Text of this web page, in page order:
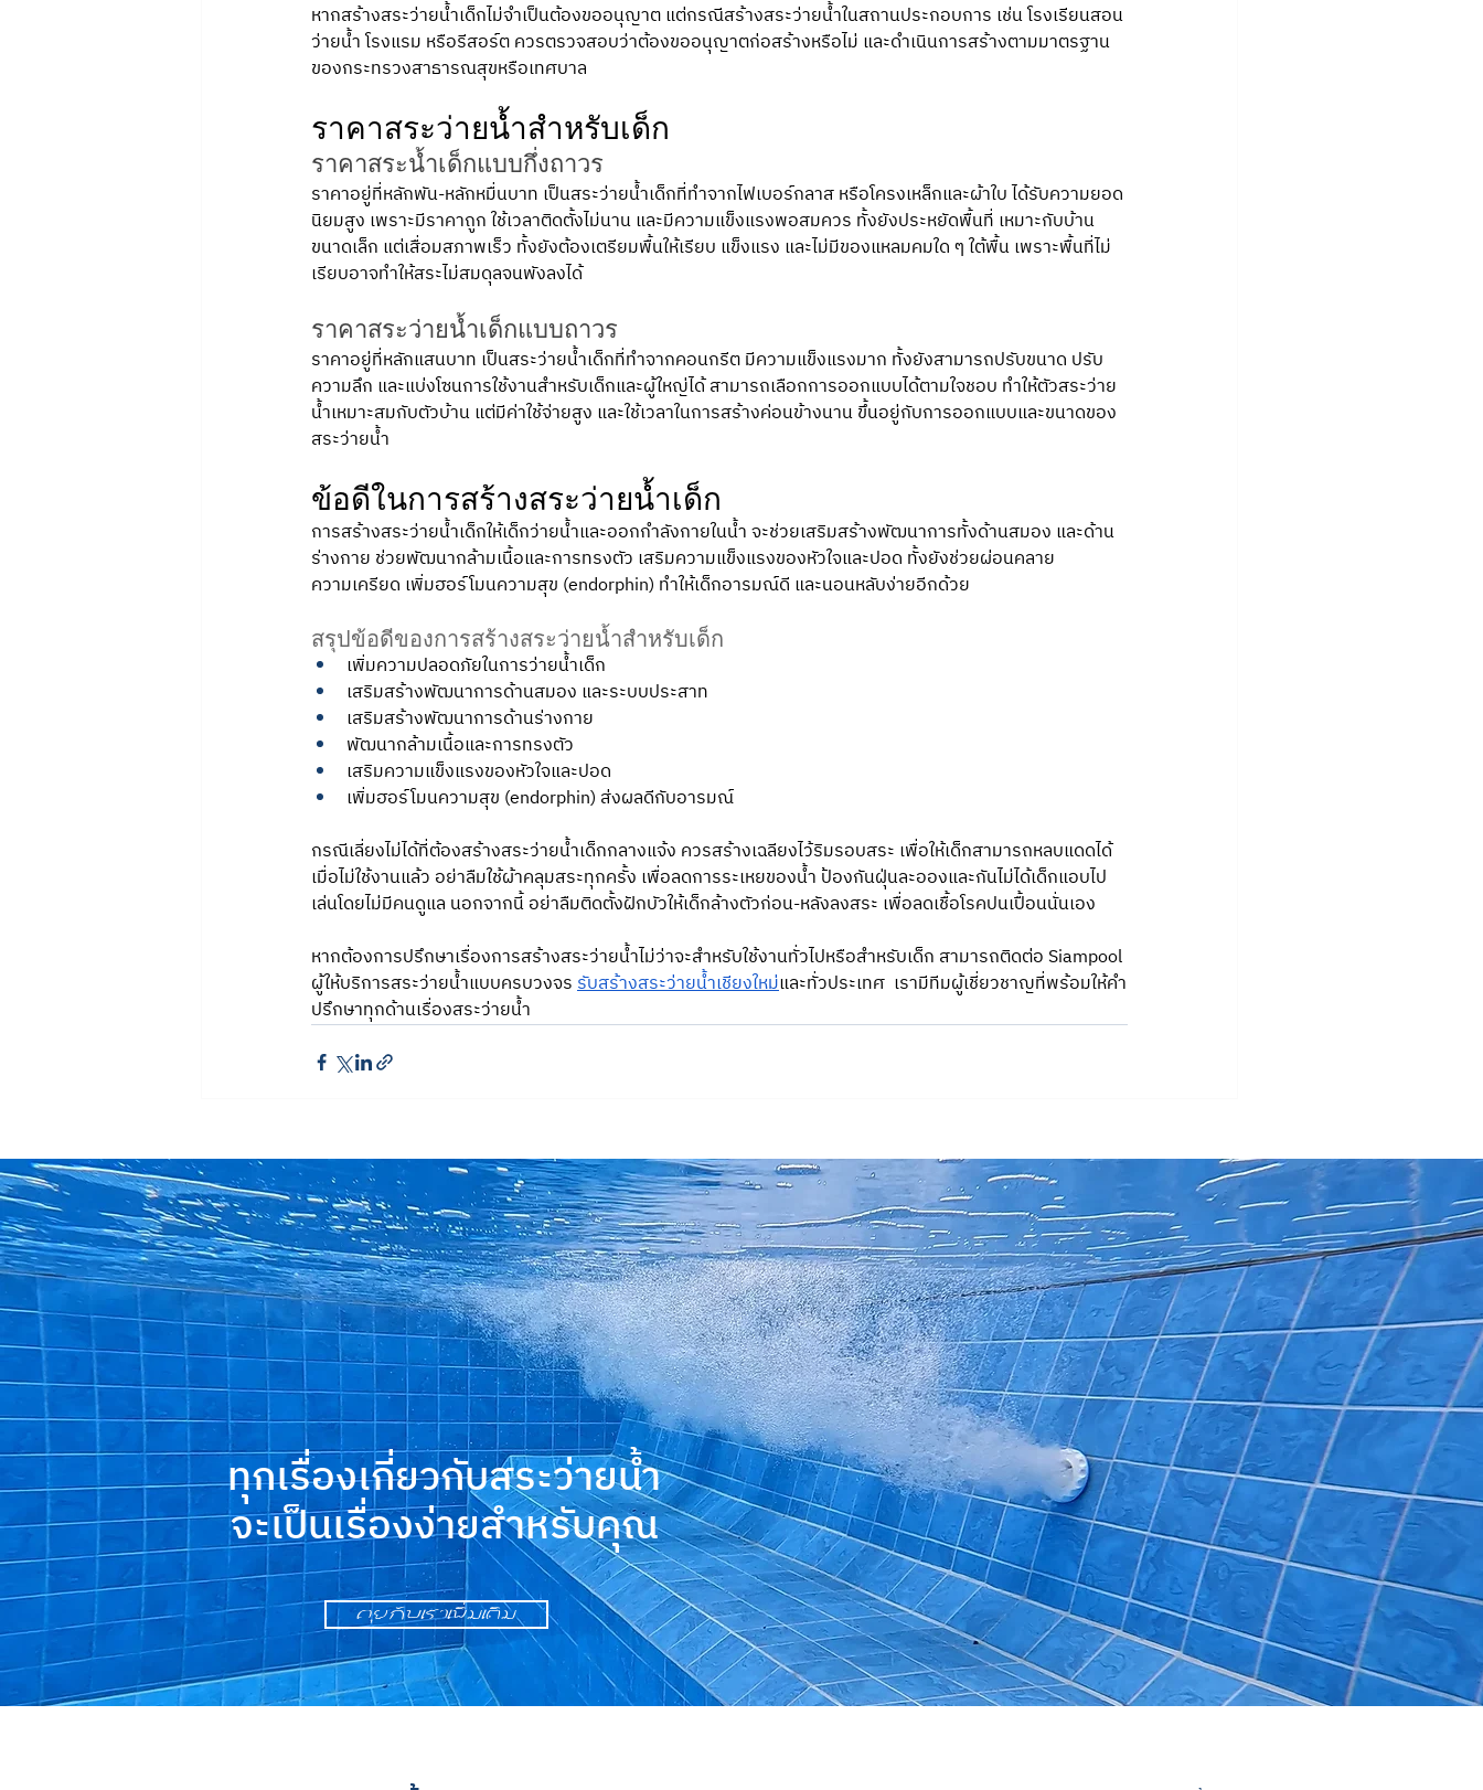
หากสร้างสระว่ายน้ำเด็กไม่จำเป็นต้องขออนุญาต แต่กรณีสร้างสระว่ายน้ำในสถานประกอบการ เช่น โรงเรียนสอน
ว่ายน้ำ โรงแรม หรือรีสอร์ต ควรตรวจสอบว่าต้องขออนุญาตก่อสร้างหรือไม่ และดำเนินการสร้างตามมาตรฐาน
ของกระทรวงสาธารณสุขหรือเทศบาล
ราคาสระว่ายน้ำสำหรับเด็ก
ราคาสระน้ำเด็กแบบกึ่งถาวร
ราคาอยู่ที่หลักพัน-หลักหมื่นบาท เป็นสระว่ายน้ำเด็กที่ทำจากไฟเบอร์กลาส หรือโครงเหล็กและผ้าใบ ได้รับความยอด
นิยมสูง เพราะมีราคาถูก ใช้เวลาติดตั้งไม่นาน และมีความแข็งแรงพอสมควร ทั้งยังประหยัดพื้นที่ เหมาะกับบ้าน
ขนาดเล็ก แต่เสื่อมสภาพเร็ว ทั้งยังต้องเตรียมพื้นให้เรียบ แข็งแรง และไม่มีของแหลมคมใด ๆ ใต้พื้น เพราะพื้นที่ไม่
เรียบอาจทำให้สระไม่สมดุลจนพังลงได้
ราคาสระว่ายน้ำเด็กแบบถาวร
ราคาอยู่ที่หลักแสนบาท เป็นสระว่ายน้ำเด็กที่ทำจากคอนกรีต มีความแข็งแรงมาก ทั้งยังสามารถปรับขนาด ปรับ
ความลึก และแบ่งโซนการใช้งานสำหรับเด็กและผู้ใหญ่ได้ สามารถเลือกการออกแบบได้ตามใจชอบ ทำให้ตัวสระว่าย
น้ำเหมาะสมกับตัวบ้าน แต่มีค่าใช้จ่ายสูง และใช้เวลาในการสร้างค่อนข้างนาน ขึ้นอยู่กับการออกแบบและขนาดของ
สระว่ายน้ำ
ข้อดีในการสร้างสระว่ายน้ำเด็ก
การสร้างสระว่ายน้ำเด็กให้เด็กว่ายน้ำและออกกำลังกายในน้ำ จะช่วยเสริมสร้างพัฒนาการทั้งด้านสมอง และด้าน
ร่างกาย ช่วยพัฒนากล้ามเนื้อและการทรงตัว เสริมความแข็งแรงของหัวใจและปอด ทั้งยังช่วยผ่อนคลาย
ความเครียด เพิ่มฮอร์โมนความสุข (endorphin) ทำให้เด็กอารมณ์ดี และนอนหลับง่ายอีกด้วย
สรุปข้อดีของการสร้างสระว่ายน้ำสำหรับเด็ก
เพิ่มความปลอดภัยในการว่ายน้ำเด็ก
เสริมสร้างพัฒนาการด้านสมอง และระบบประสาท
เสริมสร้างพัฒนาการด้านร่างกาย
พัฒนากล้ามเนื้อและการทรงตัว
เสริมความแข็งแรงของหัวใจและปอด
เพิ่มฮอร์โมนความสุข (endorphin) ส่งผลดีกับอารมณ์
กรณีเลี่ยงไม่ได้ที่ต้องสร้างสระว่ายน้ำเด็กกลางแจ้ง ควรสร้างเฉลียงไว้ริมรอบสระ เพื่อให้เด็กสามารถหลบแดดได้
เมื่อไม่ใช้งานแล้ว อย่าลืมใช้ผ้าคลุมสระทุกครั้ง เพื่อลดการระเหยของน้ำ ป้องกันฝุ่นละอองและกันไม่ได้เด็กแอบไป
เล่นโดยไม่มีคนดูแล นอกจากนี้ อย่าลืมติดตั้งฝักบัวให้เด็กล้างตัวก่อน-หลังลงสระ เพื่อลดเชื้อโรคปนเปื้อนนั่นเอง
หากต้องการปรึกษาเรื่องการสร้างสระว่ายน้ำไม่ว่าจะสำหรับใช้งานทั่วไปหรือสำหรับเด็ก สามารถติดต่อ Siampool
ผู้ให้บริการสระว่ายน้ำแบบครบวงจร รับสร้างสระว่ายน้ำเชียงใหม่และทั่วประเทศ  เรามีทีมผู้เชี่ยวชาญที่พร้อมให้คำ
ปรึกษาทุกด้านเรื่องสระว่ายน้ำ
ทุกเรื่องเกี่ยวกับสระว่ายน้ำ
จะเป็นเรื่องง่ายสำหรับคุณ
คุยกับเราเพิ่มเติม